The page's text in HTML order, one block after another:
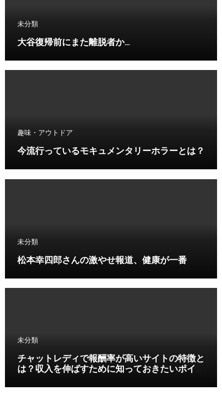
未分類
大谷復帰前にまた離脱者か…
趣味・アウトドア
今流行っているモキュメンタリーホラーとは？
未分類
松本幸四郎さんの激やせ報道、健康が一番
未分類
チャットレディで報酬率が高いサイトの特徴と
は？収入を伸ばすために知っておきたいポイン